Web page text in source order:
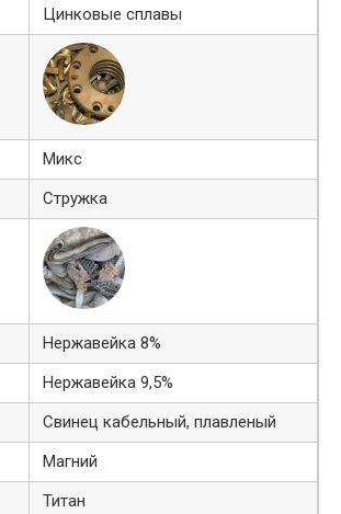
Цинковые сплавы
Микс
Стружка
Нержавейка 8%
Нержавейка 9,5%
Свинец кабельный, плавленый
Магний
Титан